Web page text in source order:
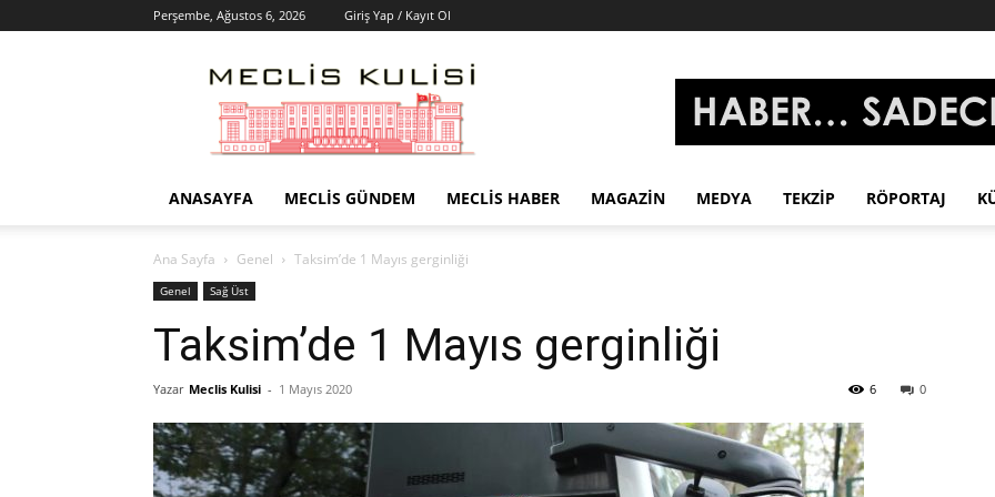
Perşembe, Ağustos 6, 2026 Giriş Yap / Kayıt Ol
Meclis
Kulisi
–
Haber
ANASAYFA
MECLIS GÜNDEM MECLIS HABER MAGAZIN MEDYA TEKZIP RÖPORTAJ
Ana Sayfa Genel Taksim’de 1 Mayıs gerginliği
Genel Sağ Üst
Taksim’de 1 Mayıs gerginliği
Yazar Meclis Kulisi - 1 Mayıs 2020 0
6